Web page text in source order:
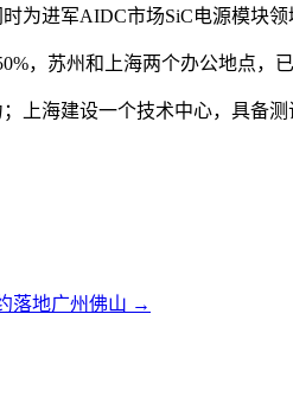
为进军AIDC市场SiC电源模块领
，苏州和上海两个办公地点，
上海建设一个技术中心，具备测
落地广州佛山 →